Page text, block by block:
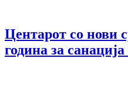
Центарот со нови
година за